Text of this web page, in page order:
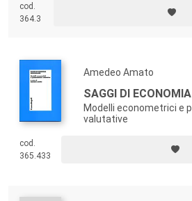
cod.
364.3
Amedeo Amato
SAGGI DI
Modelli econometrici e
valutative
cod.
365.433